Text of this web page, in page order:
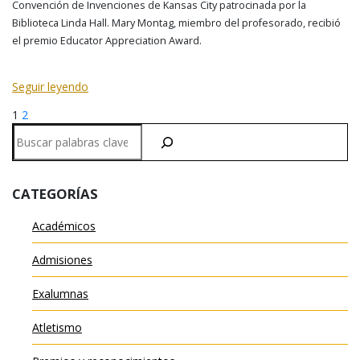
Convención de Invenciones de Kansas City patrocinada por la
Biblioteca Linda Hall. Mary Montag, miembro del profesorado, recibió
el premio Educator Appreciation Award.
Seguir leyendo
Posts
pagination
Page
1 Page
2
page
en
CATEGORÍAS
Académicos
Admisiones
Exalumnas
Atletismo